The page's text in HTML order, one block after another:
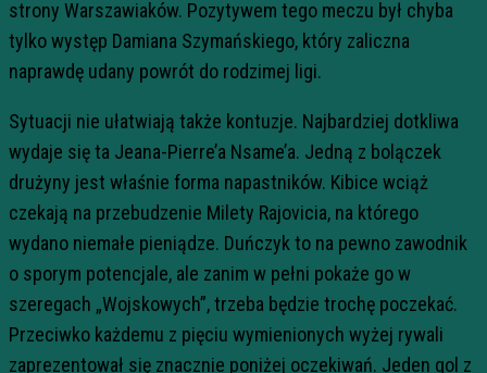
strony Warszawiaków. Pozytywem tego meczu był chyba
tylko występ Damiana Szymańskiego, który zaliczna
naprawdę udany powrót do rodzimej ligi.
Sytuacji nie ułatwiają także kontuzje. Najbardziej dotkliwa
wydaje się ta Jeana-Pierre’a Nsame’a. Jedną z bolączek
drużyny jest właśnie forma napastników. Kibice wciąż
czekają na przebudzenie Milety Rajovicia, na którego
wydano niemałe pieniądze. Duńczyk to na pewno zawodnik
o sporym potencjale, ale zanim w pełni pokaże go w
szeregach „Wojskowych”, trzeba będzie trochę poczekać.
Przeciwko każdemu z pięciu wymienionych wyżej rywali
zaprezentował się znacznie poniżej oczekiwań. Jeden gol z